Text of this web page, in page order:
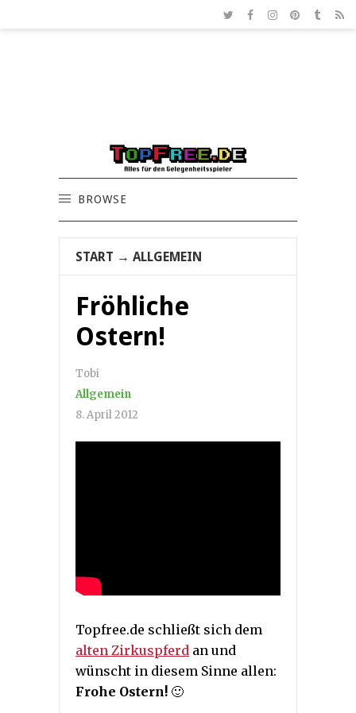
BROWSE
START → ALLGEMEIN
Fröhliche
Ostern!
Tobi
Allgemein
8. April 2012
Topfree.de schließt sich dem
alten Zirkuspferd an und
wünscht in diesem Sinne allen:
Frohe Ostern! 🙂